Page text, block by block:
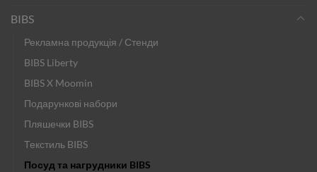
BIBS
Рекламна продукція / Стенди
BIBS Liberty
BIBS X Moomin
Подарункові набори
Пляшечки BIBS
Текстиль BIBS
Посуд та нагрудники BIBS